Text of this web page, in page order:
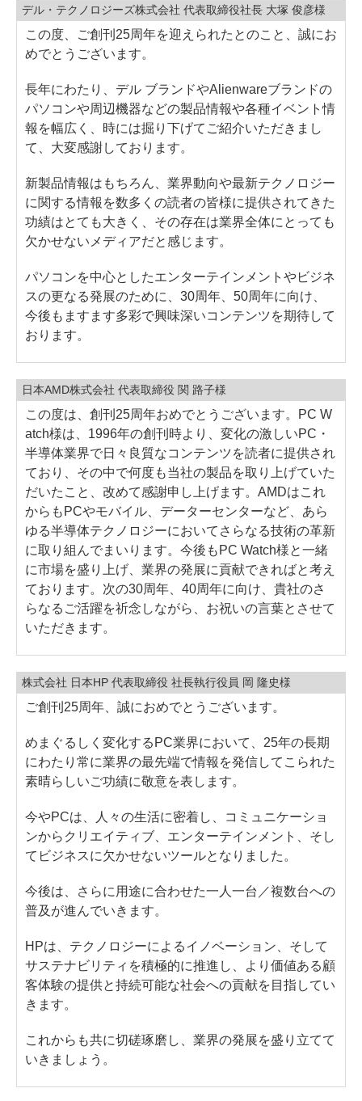
デル・テクノロジーズ株式会社 代表取締役社長 大塚 俊彦様
この度、ご創刊25周年を迎えられたとのこと、誠にお
めでとうございます。
長年にわたり、デル ブランドやAlienwareブランドの
パソコンや周辺機器などの製品情報や各種イベント情
報を幅広く、時には掘り下げてご紹介いただきまし
て、大変感謝しております。
新製品情報はもちろん、業界動向や最新テクノロジー
に関する情報を数多くの読者の皆様に提供されてきた
功績はとても大きく、その存在は業界全体にとっても
欠かせないメディアだと感じます。
パソコンを中心としたエンターテインメントやビジネ
スの更なる発展のために、30周年、50周年に向け、
今後もますます多彩で興味深いコンテンツを期待して
おります。
日本AMD株式会社 代表取締役 関 路子様
この度は、創刊25周年おめでとうございます。PC W
atch様は、1996年の創刊時より、変化の激しいPC・
半導体業界で日々良質なコンテンツを読者に提供され
ており、その中で何度も当社の製品を取り上げていた
だいたこと、改めて感謝申し上げます。AMDはこれ
からもPCやモバイル、データーセンターなど、あら
ゆる半導体テクノロジーにおいてさらなる技術の革新
に取り組んでまいります。今後もPC Watch様と一緒
に市場を盛り上げ、業界の発展に貢献できればと考え
ております。次の30周年、40周年に向け、貴社のさ
らなるご活躍を祈念しながら、お祝いの言葉とさせて
いただきます。
株式会社 日本HP 代表取締役 社長執行役員 岡 隆史様
ご創刊25周年、誠におめでとうございます。
めまぐるしく変化するPC業界において、25年の長期
にわたり常に業界の最先端で情報を発信してこられた
素晴らしいご功績に敬意を表します。
今やPCは、人々の生活に密着し、コミュニケーショ
ンからクリエイティブ、エンターテインメント、そし
てビジネスに欠かせないツールとなりました。
今後は、さらに用途に合わせた一人一台／複数台への
普及が進んでいきます。
HPは、テクノロジーによるイノベーション、そして
サステナビリティを積極的に推進し、より価値ある顧
客体験の提供と持続可能な社会への貢献を目指してい
きます。
これからも共に切磋琢磨し、業界の発展を盛り立てて
いきましょう。